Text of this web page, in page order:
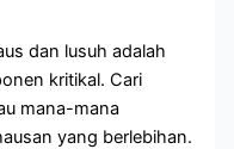
dan lusuh adalah
kritikal. Cari
mana-mana
yang berlebihan.